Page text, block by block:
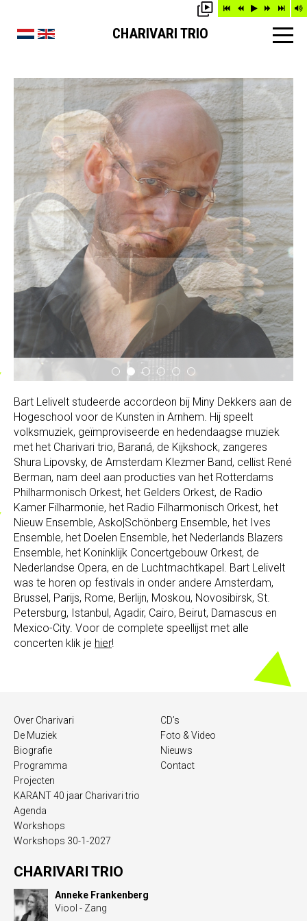
CHARIVARI TRIO
Bart Lelivelt studeerde accordeon bij Miny Dekkers aan de
Hogeschool voor de Kunsten in Arnhem. Hij speelt
volksmuziek, geïmproviseerde en hedendaagse muziek
met het Charivari trio, Baraná, de Kijkshock, zangeres
Shura Lipovsky, de Amsterdam Klezmer Band, cellist René
Berman, nam deel aan producties van het Rotterdams
Philharmonisch Orkest, het Gelders Orkest, de Radio
Kamer Filharmonie, het Radio Filharmonisch Orkest, het
Nieuw Ensemble, Asko|Schönberg Ensemble, het Ives
Ensemble, het Doelen Ensemble, het Nederlands Blazers
Ensemble, het Koninklijk Concertgebouw Orkest, de
Nederlandse Opera, en de Luchtmachtkapel. Bart Lelivelt
was te horen op festivals in onder andere Amsterdam,
Brussel, Parijs, Rome, Berlijn, Moskou, Novosibirsk, St.
Petersburg, Istanbul, Agadir, Cairo, Beirut, Damascus en
Mexico-City. Voor de complete speellijst met alle
concerten klik je hier!
Over Charivari
De Muziek
Biografie
Programma
Projecten
KARANT 40 jaar Charivari trio
Agenda
Workshops
Workshops 30-1-2027
CD’s
Foto & Video
Nieuws
Contact
CHARIVARI TRIO
Anneke Frankenberg
Viool - Zang